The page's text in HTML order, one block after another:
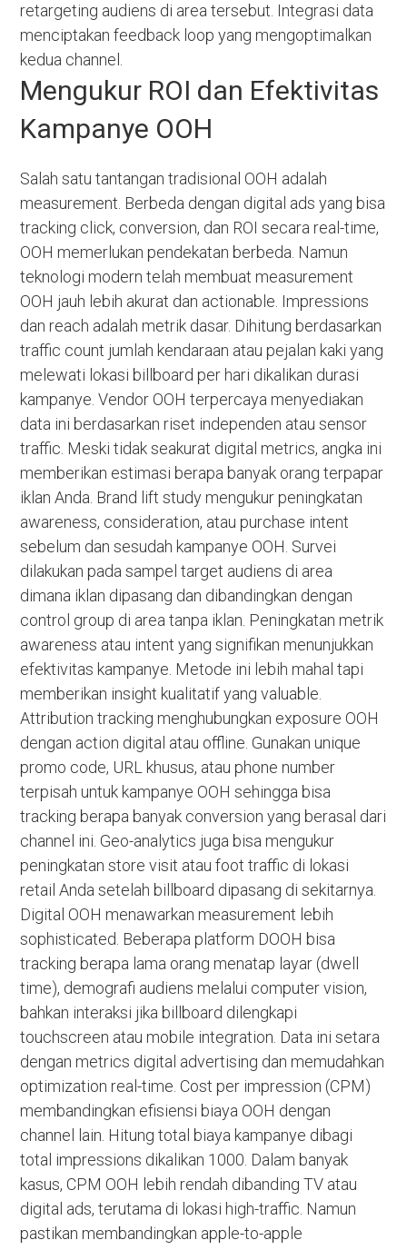
retargeting audiens di area tersebut. Integrasi data
menciptakan feedback loop yang mengoptimalkan
kedua channel.
Mengukur ROI dan Efektivitas
Kampanye OOH
Salah satu tantangan tradisional OOH adalah
measurement. Berbeda dengan digital ads yang bisa
tracking click, conversion, dan ROI secara real-time,
OOH memerlukan pendekatan berbeda. Namun
teknologi modern telah membuat measurement
OOH jauh lebih akurat dan actionable. Impressions
dan reach adalah metrik dasar. Dihitung berdasarkan
traffic count jumlah kendaraan atau pejalan kaki yang
melewati lokasi billboard per hari dikalikan durasi
kampanye. Vendor OOH terpercaya menyediakan
data ini berdasarkan riset independen atau sensor
traffic. Meski tidak seakurat digital metrics, angka ini
memberikan estimasi berapa banyak orang terpapar
iklan Anda. Brand lift study mengukur peningkatan
awareness, consideration, atau purchase intent
sebelum dan sesudah kampanye OOH. Survei
dilakukan pada sampel target audiens di area
dimana iklan dipasang dan dibandingkan dengan
control group di area tanpa iklan. Peningkatan metrik
awareness atau intent yang signifikan menunjukkan
efektivitas kampanye. Metode ini lebih mahal tapi
memberikan insight kualitatif yang valuable.
Attribution tracking menghubungkan exposure OOH
dengan action digital atau offline. Gunakan unique
promo code, URL khusus, atau phone number
terpisah untuk kampanye OOH sehingga bisa
tracking berapa banyak conversion yang berasal dari
channel ini. Geo-analytics juga bisa mengukur
peningkatan store visit atau foot traffic di lokasi
retail Anda setelah billboard dipasang di sekitarnya.
Digital OOH menawarkan measurement lebih
sophisticated. Beberapa platform DOOH bisa
tracking berapa lama orang menatap layar (dwell
time), demografi audiens melalui computer vision,
bahkan interaksi jika billboard dilengkapi
touchscreen atau mobile integration. Data ini setara
dengan metrics digital advertising dan memudahkan
optimization real-time. Cost per impression (CPM)
membandingkan efisiensi biaya OOH dengan
channel lain. Hitung total biaya kampanye dibagi
total impressions dikalikan 1000. Dalam banyak
kasus, CPM OOH lebih rendah dibanding TV atau
digital ads, terutama di lokasi high-traffic. Namun
pastikan membandingkan apple-to-apple